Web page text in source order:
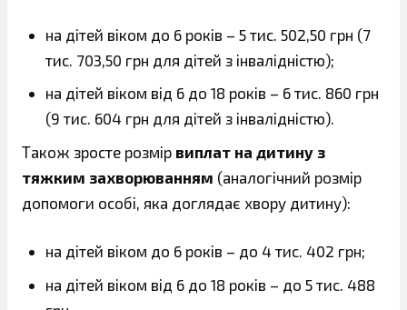
на дітей віком до 6 років – 5 тис. 502,50 грн (7
тис. 703,50 грн для дітей з інвалідністю);
на дітей віком від 6 до 18 років – 6 тис. 860 грн
(9 тис. 604 грн для дітей з інвалідністю).
Також зросте розмір виплат на дитину з
тяжким захворюванням (аналогічний розмір
допомоги особі, яка доглядає хвору дитину):
на дітей віком до 6 років – до 4 тис. 402 грн;
на дітей віком від 6 до 18 років – до 5 тис. 488